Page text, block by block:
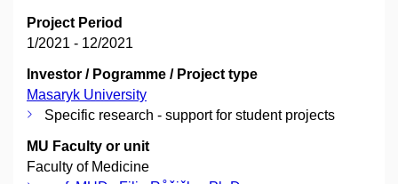
Project Period
1/2021 - 12/2021
Investor / Pogramme / Project type
Masaryk University
Specific research - support for student projects
MU Faculty or unit
Faculty of Medicine